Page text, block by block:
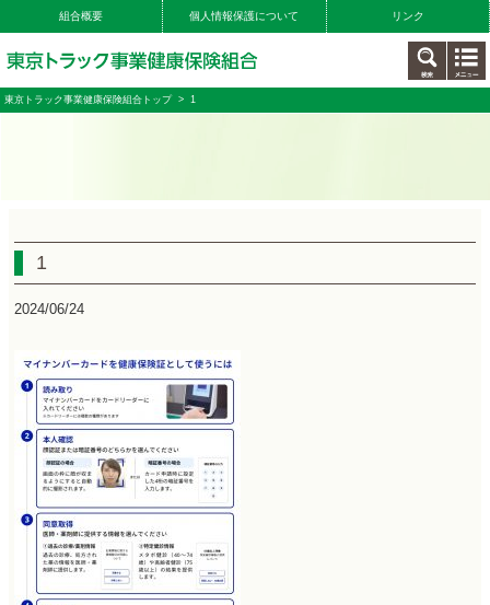
組合概要 個人情報保護について リンク
東京トラック事業健康保険組合トップ> 1
1
2024/06/24